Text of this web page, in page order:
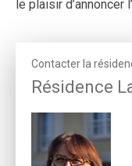
le plaisir d’annoncer
Contacter la
Résidence